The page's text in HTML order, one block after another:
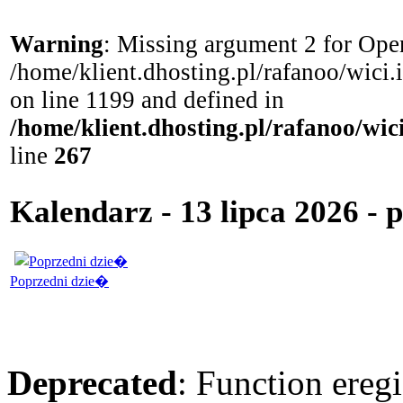
Warning: Missing argument 2 for
/home/klient.dhosting.pl/rafanoo/
on line 1199 and defined in
/home/klient.dhosting.pl/rafanoo/
line 267
Kalendarz - 13 lipca 2026 -
Poprzedni dzie�
Deprecated: Function